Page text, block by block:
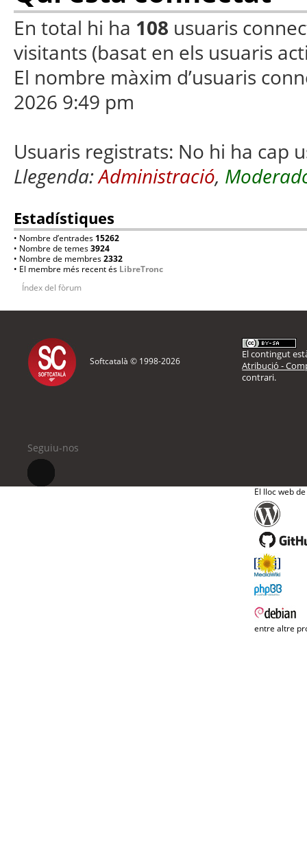
En total hi ha 108 usuaris
visitants (basat en els usuaris
El nombre màxim d’usuaris
2026 9:49 pm
Usuaris registrats: No hi ha cap
Llegenda:Administració,
Estadístiques
• Nombre d’entrades 15262
• Nombre de temes3924
• Nombre de membres2332
• El membre més recent és LibreTronc
Índex del fòrum
Softcatalà © 1998-2026
El contingut
Atribució -
contrari.
Seguiu-nos
El lloc web
entre altre